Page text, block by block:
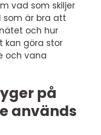
vad som skiljer
som är bra att
och hur
kan göra stor
och vana
på
används